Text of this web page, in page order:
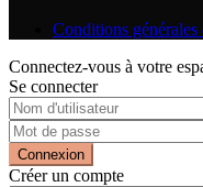
Conditions générales
Connectez-vous à votre
Se connecter
Connexion
Créer un compte